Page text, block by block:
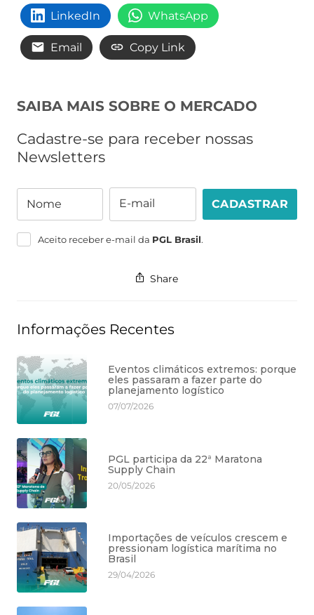
LinkedIn WhatsApp
Email Copy Link
SAIBA MAIS SOBRE O MERCADO
Cadastre-se para receber nossas
Newsletters
Nome
Nome E-mail CADASTRAR
Aceito receber e-mail da PGL Brasil.
Share
Informações Recentes
Eventos climáticos extremos: porque
eles passaram a fazer parte do
planejamento logístico
07/07/2026
PGL participa da 22ª Maratona
Supply Chain
20/05/2026
Importações de veículos crescem e
pressionam logística marítima no
Brasil
29/04/2026